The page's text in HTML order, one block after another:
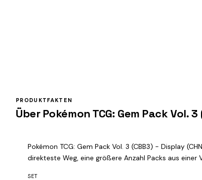
PRODUKTFAKTEN
Über Pokémon TCG: Gem Pack Vol.
Pokémon TCG: Gem Pack Vol. 3 (CBB3) - Display
direkteste Weg, eine größere Anzahl Packs aus
SET